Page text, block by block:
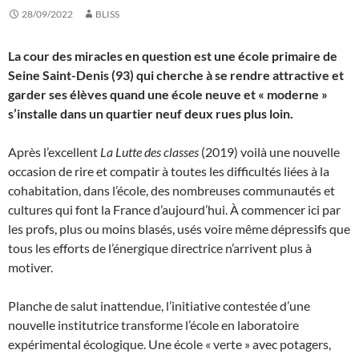
28/09/2022 BLISS
La cour des miracles en question est une école primaire de
Seine Saint-Denis (93) qui cherche à se rendre attractive et
garder ses élèves quand une école neuve et « moderne »
s’installe dans un quartier neuf deux rues plus loin.
Après l’excellent La Lutte des classes (2019) voilà une nouvelle
occasion de rire et compatir à toutes les difficultés liées à la
cohabitation, dans l’école, des nombreuses communautés et
cultures qui font la France d’aujourd’hui. À commencer ici par
les profs, plus ou moins blasés, usés voire même dépressifs que
tous les efforts de l’énergique directrice n’arrivent plus à
motiver.
Planche de salut inattendue, l’initiative contestée d’une
nouvelle institutrice transforme l’école en laboratoire
expérimental écologique. Une école « verte » avec potagers,